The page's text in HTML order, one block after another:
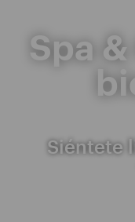
Spa
Siéntete